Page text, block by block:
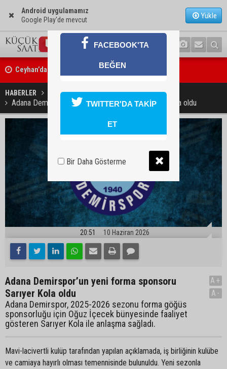
Android uygulamamız
Google Play'de mevcut
Yükle
Ceyhan’da yağlık ayçiçeği hasadı başladı
Yedigöze’deki göçüğün nedeni belli oldu
HABERLER GÜNDEM
Adana Demirspor’un yeni forma sponsoru Sarıyer Kola oldu
20:51 10 Haziran 2026
Adana Demirspor’un yeni forma sponsoru
Sarıyer Kola oldu
Adana Demirspor, 2025-2026 sezonu forma göğüs
sponsorluğu için Oğuz İçecek bünyesinde faaliyet
gösteren Sarıyer Kola ile anlaşma sağladı.
A+
A-
Mavi-lacivertli kulüp tarafından yapılan açıklamada, iş birliğinin kulübe
ve camiaya hayırlı olması temennisinde bulunuldu. Yeni sezonla
FACEBOOK'TA
BEĞEN
TWITTER'DA TAKİP
ET
Bir Daha Gösterme